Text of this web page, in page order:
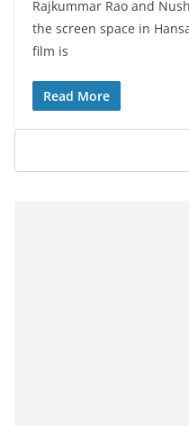
Rajkummar Rao and
the screen space in
film is
Read More